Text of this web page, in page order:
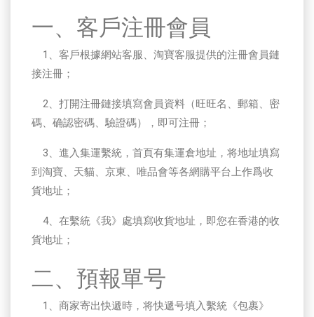
一、客戶注冊會員
1、客戶根據網站客服、淘寶客服提供的注冊會員鏈
接注冊；
2、打開注冊鏈接填寫會員資料（旺旺名、郵箱、密
碼、确認密碼、驗證碼），即可注冊；
3、進入集運繫統，首頁有集運倉地址，将地址填寫
到淘寶、天貓、京東、唯品會等各網購平台上作爲收
貨地址；
4、在繫統《我》處填寫收貨地址，即您在香港的收
貨地址；
二、預報單号
1、商家寄出快遞時，将快遞号填入繫統《包裹》